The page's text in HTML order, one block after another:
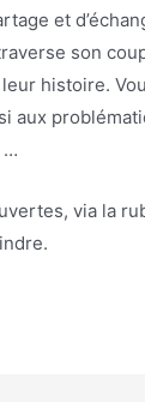
et
son
histoire.
aux
…
via la